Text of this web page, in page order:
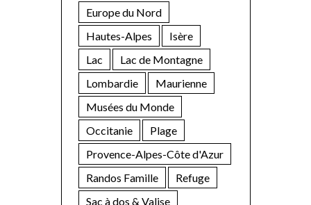
Europe du Nord
Hautes-Alpes
Isère
Lac
Lac de Montagne
Lombardie
Maurienne
Musées du Monde
Occitanie
Plage
Provence-Alpes-Côte d'Azur
Randos Famille
Refuge
Sac à dos & Valise